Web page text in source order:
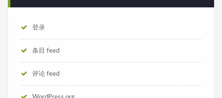
登录
条目 feed
评论 feed